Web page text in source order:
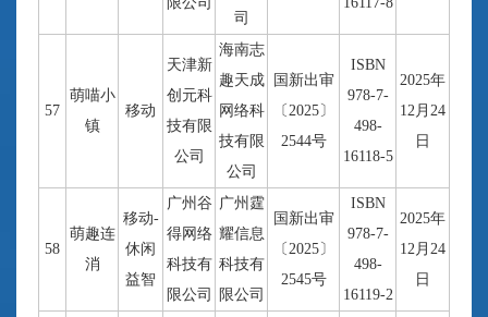
司
57
萌喵小
镇
移动
天津新
创元科
技有限
公司
海南志
趣天成
网络科
技有限
公司
国新出审
〔2025〕
2544号
ISBN
978-7-
498-
16118-5
2025年
12月24
日
58
萌趣连
消
移动-
休闲
益智
广州谷
得网络
科技有
限公司
广州霆
耀信息
科技有
限公司
国新出审
〔2025〕
2545号
ISBN
978-7-
498-
16119-2
2025年
12月24
日